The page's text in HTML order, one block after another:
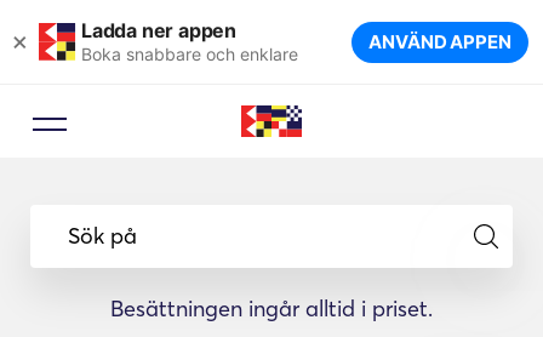
× Ladda ner appen
Boka snabbare och enklare ANVÄND APPEN
Sök på
Besättningen ingår alltid i priset.